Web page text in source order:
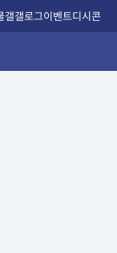
갤갤로그이벤트디시콘